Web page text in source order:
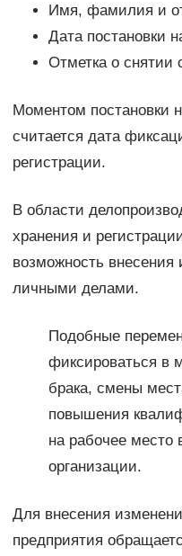
Имя, фамилия и
Дата постановки
Отметка о снятии
Моментом постановки
считается дата
регистрации.
В области
хранения и
возможность внесения
личными делами.
Подобные
фиксироваться в
брака, смены
повышения
на рабочее место
организации.
Для внесения
предприятия